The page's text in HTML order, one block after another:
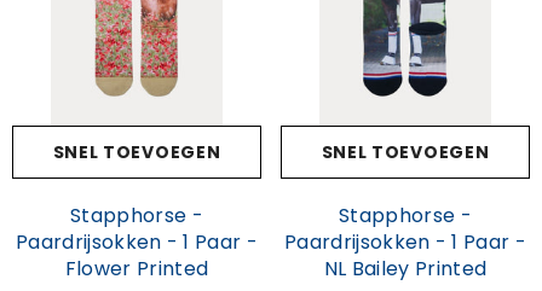
SNEL TOEVOEGEN
Stapphorse -
Paardrijsokken - 1 Paar -
Flower Printed
SNEL TOEVOEGEN
Stapphorse -
Paardrijsokken - 1 Paar -
NL Bailey Printed